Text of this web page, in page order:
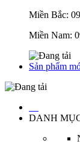
Miền Bắc:
Miền Nam:
Sản phẩm
DANH